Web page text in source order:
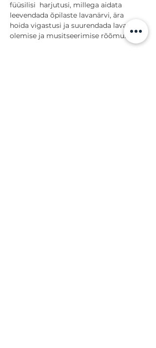
füüsilisi  harjutusi, millega aidata
leevendada õpilaste lavanärvi, ära
hoida vigastusi ja suurendada laval
olemise ja musitseerimise rõõmu.